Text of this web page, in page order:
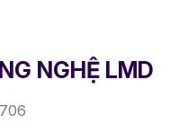
NGHỆ LMD